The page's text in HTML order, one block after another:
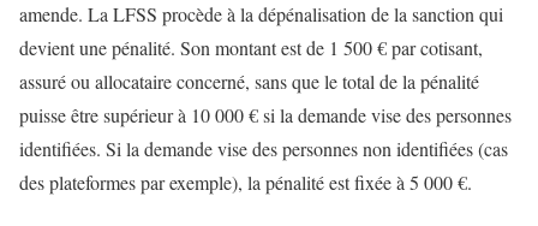
amende. La LFSS procède à la dépénalisation de la sanction qui
devient une pénalité. Son montant est de 1 500 € par cotisant,
assuré ou allocataire concerné, sans que le total de la pénalité
puisse être supérieur à 10 000 € si la demande vise des personnes
identifiées. Si la demande vise des personnes non identifiées (cas
des plateformes par exemple), la pénalité est fixée à 5 000 €.